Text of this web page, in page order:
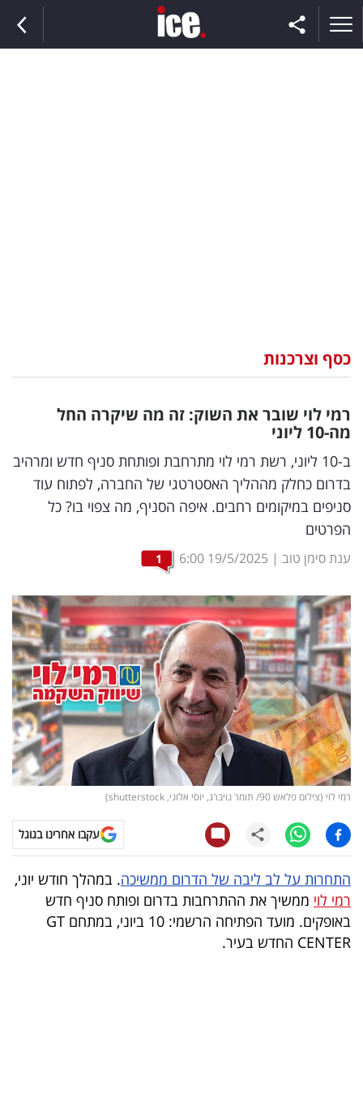
וצרכנות
דיגיטל
וטק
שיווק
ופרסום
משפט
מדדים
ומחקרים
דעות
רכילות
עסקית
קריפטו
ויראלי
טלוויזיה
עסקי
ספורט
קריירה
כסף וצרכנות
רמי לוי שובר את השוק: זה מה שיקרה החל
מה-10 ליוני
ב-10 ליוני, רשת רמי לוי מתרחבת ופותחת סניף חדש ומרהיב
בדרום כחלק מההליך האסטרטגי של החברה, לפתוח עוד
סניפים במיקומים רחבים. איפה הסניף, מה צפוי בו? כל
הפרטים
ענת סימן טוב |
19/5/2025
6:00
1
רמי לוי (צילום פלאש 90/ תומר נויברג, יוסי אלוני, shutterstock)
עקבו אחרינו בגוגל
התחרות על לב ליבה של הדרום ממשיכה. במהלך חודש יוני,
רמי לוי ממשיך את ההתרחבות בדרום ופותח סניף חדש
באופקים. מועד הפתיחה הרשמי: 10 ביוני, במתחם GT
CENTER החדש בעיר.